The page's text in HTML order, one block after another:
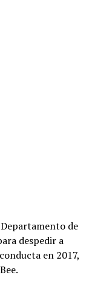
de
despedir a
en 2017,